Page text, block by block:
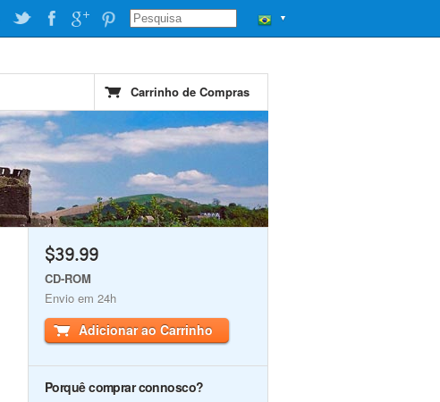
▼
Carrinho de Compras
$39.99
CD-ROM
Envio em 24h
Adicionar ao Carrinho
Porquê comprar connosco?